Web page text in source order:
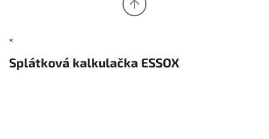
×
Splátková kalkulačka ESSOX